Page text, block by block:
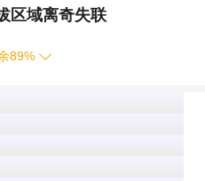
区域离奇失联
89%